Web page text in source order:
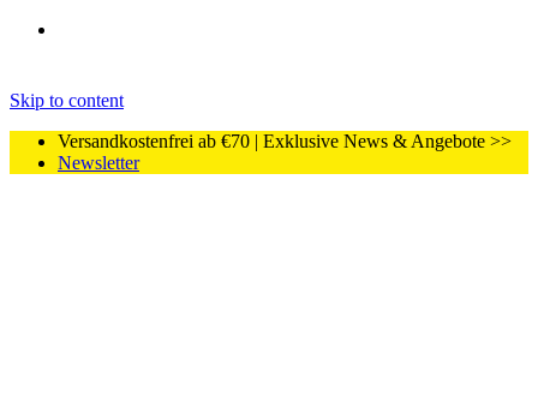
Skip to content
Versandkostenfrei ab €70 | Exklusive News & Angebote >>
Newsletter